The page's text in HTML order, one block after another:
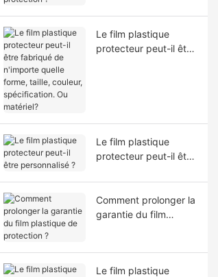
Le film plastique
protecteur peut-il être
Le film plastique
protecteur peut-il être
Comment prolonger la
garantie du film
Le film plastique